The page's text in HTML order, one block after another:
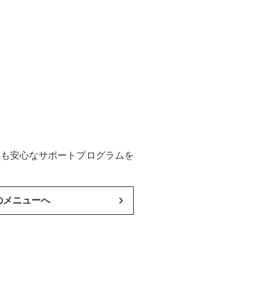
安心なサポートプログラムを
メニューへ